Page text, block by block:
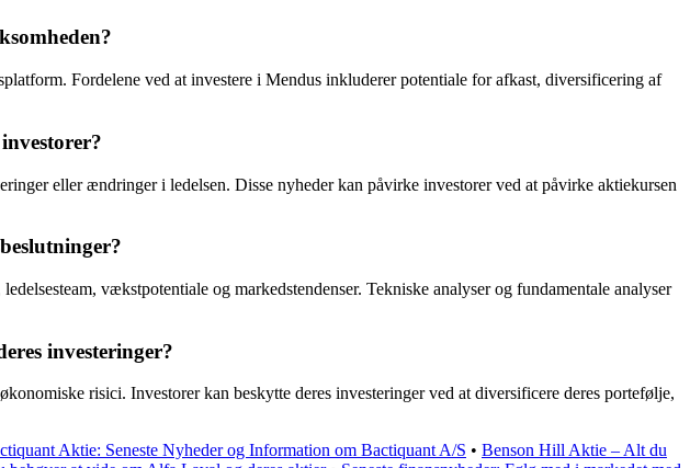
Fordelene ved at investere i Mendus inkluderer potentiale for afkast, diversificering af
eller ændringer i ledelsen. Disse nyheder kan påvirke investorer ved at påvirke aktiekursen
vækstpotentiale og markedstendenser. Tekniske analyser og fundamentale analyser
investeringer?
risici. Investorer kan beskytte deres investeringer ved at diversificere deres portefølje,
Aktie: Seneste Nyheder og Information om Bactiquant A/S • Benson Hill Aktie – Alt du